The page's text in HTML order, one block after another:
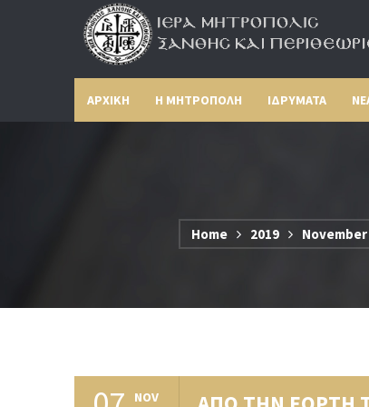
ΑΡΧΙΚΗ Η ΜΗΤΡΟΠΟΛΗ ΙΔΡΥΜΑΤΑ
Home 2019 November
NOV